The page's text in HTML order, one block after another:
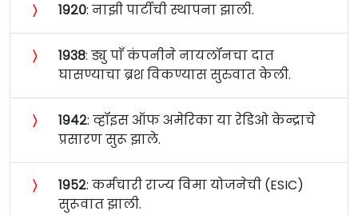
〉 १९२०: नाझी पार्टीची स्थापना झाली.
〉 १९३८: ड्यु पाँ कंपनीने नायलॉनचा दात
घासण्याचा ब्रश विकण्यास सुरुवात केली.
〉 १९४२: व्हॉइस ऑफ अमेरिका या रेडिओ केन्द्राचे
प्रसारण सुरू झाले.
〉 १९५२: कर्मचारी राज्य विमा योजनेची (ESIC)
सुरूवात झाली.